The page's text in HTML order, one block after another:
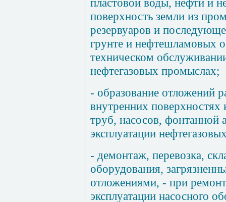
поверхность земли из
резервуаров и
грунте и нефтешламовых
техническом
нефтегазовых промыслах;
- образование отложений
внутренних
труб, насосов, фонтанной
эксплуатации
- демонтаж, перевозка,
оборудования,
отложениями, - при
эксплуатации насосного